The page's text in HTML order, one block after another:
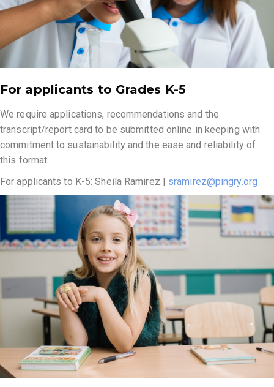
For applicants to Grades K-5
We require applications, recommendations and the
transcript/report card to be submitted online in keeping with
commitment to sustainability and the ease and reliability of
this format.
For applicants to K-5: Sheila Ramirez | sramirez@pingry.org